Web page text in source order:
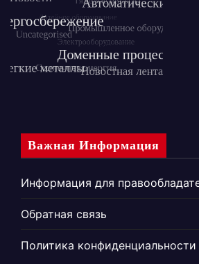
Важная Информация
Информация для
Обратная связь
Политика конфиденциальности